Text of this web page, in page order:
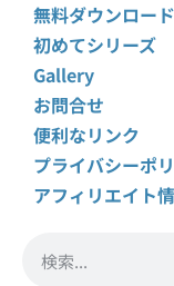
無料ダウンロ
初めてシリーズ
Gallery
お問合せ
便利なリンク
プライバシーポ
アフィリエイト